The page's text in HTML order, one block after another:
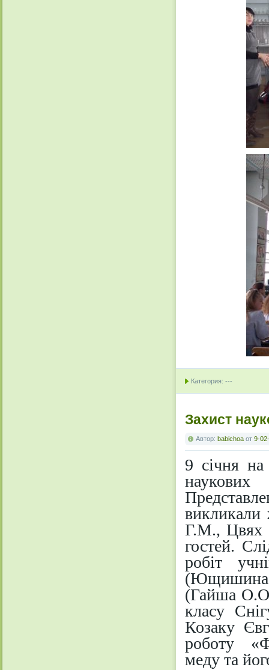
Категория: ---
Захист
Автор: babichoa от 9-
9 січня на
Г.М., Цвях
гостей.
робіт
(Ющишина
(Гайша
класу
Козаку
роботу
меду та